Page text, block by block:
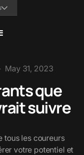
May 31, 2023
que
suivre
tous les coureurs
votre potentiel et